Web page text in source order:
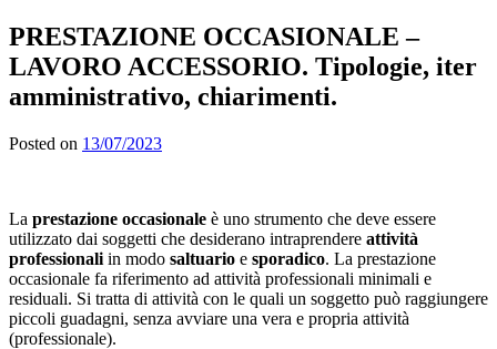
PRESTAZIONE OCCASIONALE –
LAVORO ACCESSORIO. Tipologie, iter
amministrativo, chiarimenti.
Posted on 13/07/2023
La prestazione occasionale è uno strumento che deve essere
utilizzato dai soggetti che desiderano intraprendere attività
professionali in modo saltuario e sporadico. La prestazione
occasionale fa riferimento ad attività professionali minimali e
residuali. Si tratta di attività con le quali un soggetto può raggiungere
piccoli guadagni, senza avviare una vera e propria attività
(professionale).